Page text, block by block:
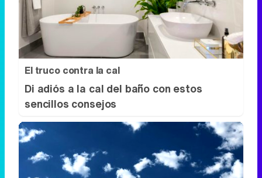
El truco contra la cal
Di adiós a la cal del baño con estos
sencillos consejos